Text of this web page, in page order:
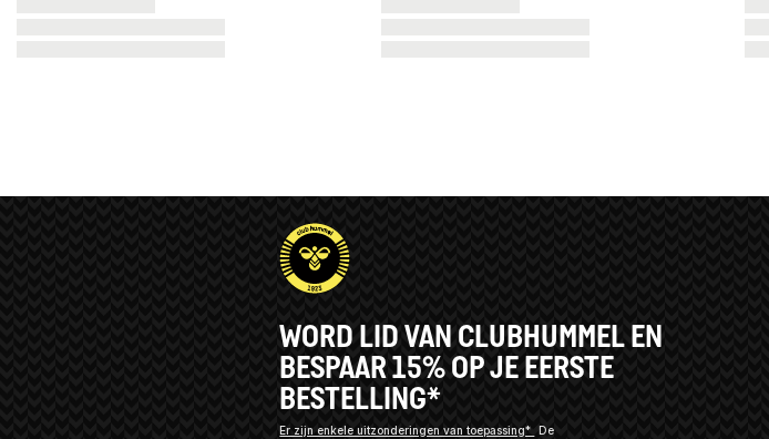
WORD LID VAN CLUBHUMMEL EN
BESPAAR 15% OP JE EERSTE
BESTELLING*
Er zijn enkele uitzonderingen van toepassing*
De